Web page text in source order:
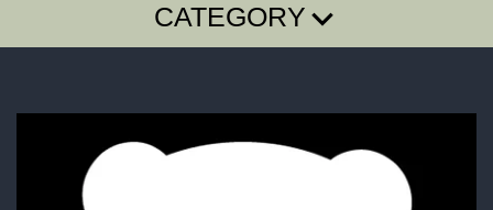
CATEGORY
T-SHIRTS LONG SLEEVE T
ACCESSORY